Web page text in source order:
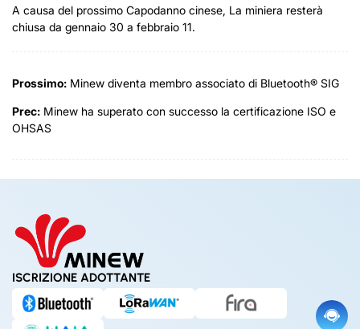
A causa del prossimo Capodanno cinese, La miniera resterà
chiusa da gennaio 30 a febbraio 11.
Prossimo: Minew diventa membro associato di Bluetooth® SIG
Prec: Minew ha superato con successo la certificazione ISO e
OHSAS
ISCRIZIONE ADOTTANTE